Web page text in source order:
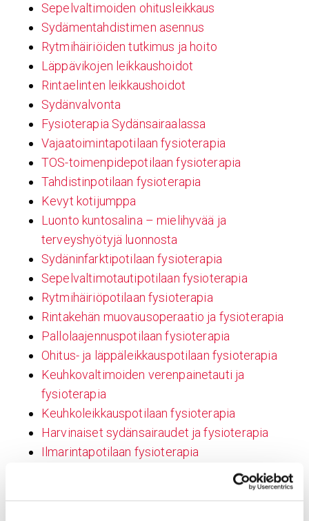
Sepelvaltimoiden ohitusleikkaus
Sydämentahdistimen asennus
Rytmihäiriöiden tutkimus ja hoito
Läppävikojen leikkaushoidot
Rintaelinten leikkaushoidot
Sydänvalvonta
Fysioterapia Sydänsairaalassa
Vajaatoimintapotilaan fysioterapia
TOS-toimenpidepotilaan fysioterapia
Tahdistinpotilaan fysioterapia
Kevyt kotijumppa
Luonto kuntosalina – mielihyvää ja
terveyshyötyjä luonnosta
Sydäninfarktipotilaan fysioterapia
Sepelvaltimotautipotilaan fysioterapia
Rytmihäiriöpotilaan fysioterapia
Rintakehän muovausoperaatio ja fysioterapia
Pallolaajennuspotilaan fysioterapia
Ohitus- ja läppäleikkauspotilaan fysioterapia
Keuhkovaltimoiden verenpainetauti ja
fysioterapia
Keuhkoleikkauspotilaan fysioterapia
Harvinaiset sydänsairaudet ja fysioterapia
Ilmarintapotilaan fysioterapia
Aortan korjausleikkauspotilaan fysioterapia